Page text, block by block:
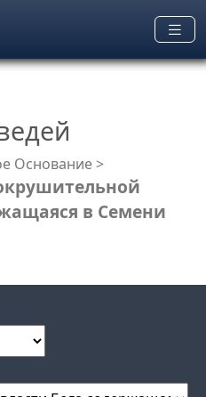
Основание>
в Семени